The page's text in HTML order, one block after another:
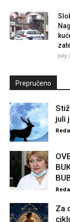
July
Prepručeno
juli
Za